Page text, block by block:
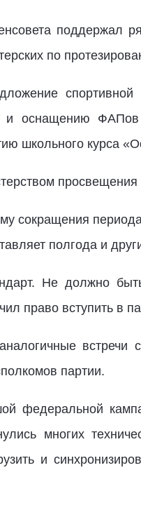
поддержал
по
и оснащению
школьного курса
сокращения
полгода и
Не должно
право вступить в
встречи
партии.
федеральной
многих
и